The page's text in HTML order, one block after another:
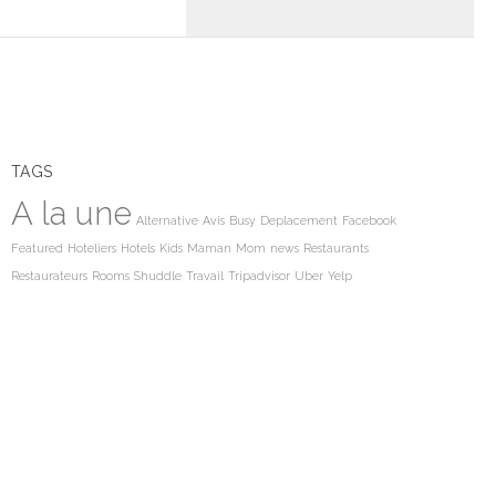
TAGS
A la une Alternative Avis Busy Deplacement Facebook
Featured Hoteliers Hotels Kids Maman Mom news Restaurants
Restaurateurs Rooms Shuddle Travail Tripadvisor Uber Yelp